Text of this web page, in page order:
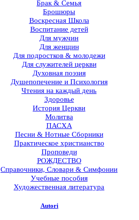
Брак & Семья
Брошюры
Воскресная Школа
Воспитание детей
Для мужчин
Для женщин
Для подростков & молодежи
Для служителей церкви
Духовная поэзия
Душепопечение и Психология
Чтения на каждый день
Здоровье
История Церкви
Молитва
ПАСХА
Песни & Нотные Сборники
Практическое христианство
Проповеди
РОЖДЕСТВО
Справочники, Словари & Симфонии
Учебные пособия
Художественная литература
Autori